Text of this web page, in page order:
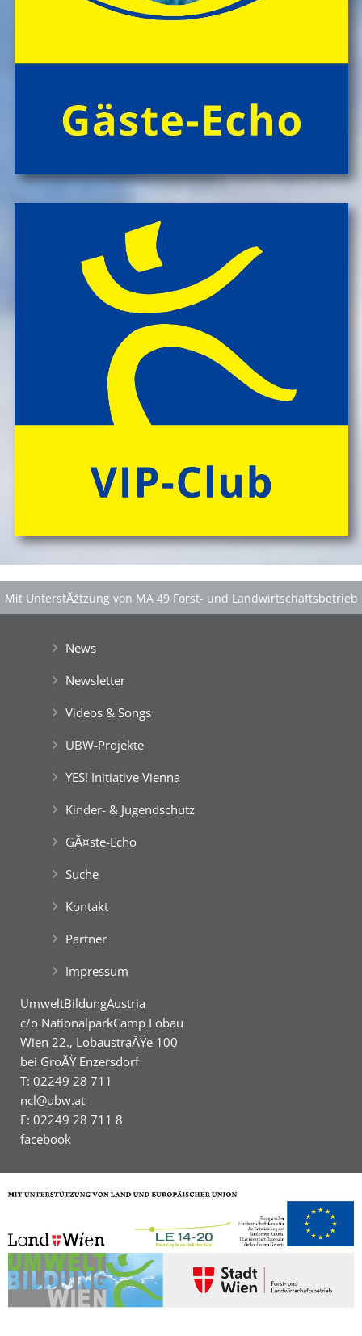
Mit UnterstĂźtzung von MA 49 Forst- und Landwirtschaftsbetrieb
News
Newsletter
Videos & Songs
UBW-Projekte
YES! Initiative Vienna
Kinder- & Jugendschutz
GĂ¤ste-Echo
Suche
Kontakt
Partner
Impressum
UmweltBildungAustria
c/o NationalparkCamp Lobau
Wien 22., LobaustraĂŸe 100
bei GroĂŸ Enzersdorf
T: 02249 28 711
ncl@ubw.at
F: 02249 28 711 8
facebook